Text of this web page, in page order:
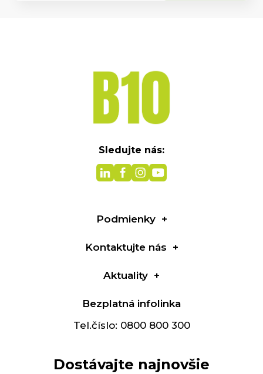
Sledujte nás:
Podmienky
Kontaktujte nás
Aktuality
Bezplatná infolinka
Tel.číslo: 0800 800 300
Dostávajte najnovšie